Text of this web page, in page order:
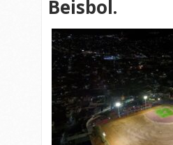
Beisbol.